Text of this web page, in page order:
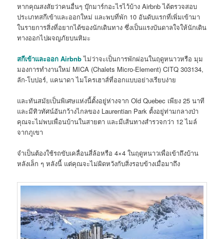
หากคุณสงสัยว่าคนอื่นๆ บุ๊กมาร์กอะไรไว้บ้าง Airbnb ได้ตรวจสอบ
ประเภทสกีเข้าและออกใหม่ และพบที่พัก 10 อันดับแรกที่เพิ่มเข้ามา
ในรายการสิ่งที่อยากได้ของนักเดินทาง ซึ่งเป็นแรงบันดาลใจให้นักเดิน
ทางออกไปผจญภัยบนหิมะ
สกีเข้าและออก Airbnbไม่ว่าจะเป็นการพักผ่อนในฤดูหนาวหรือ มุม
มองการทำงานใหม่ MICA (Chalets Micro-Element) CITQ 303134,
ลัก-โบปอร์, แคนาดา ไมโครเฮาส์ที่ออกแบบอย่างเรียบง่าย
และทันสมัยเป็นพิเศษแห่งนี้ตั้งอยู่ห่างจาก Old Quebec เพียง 25 นาที
และมีทิวทัศน์อันกว้างไกลของ Laurentian Park ตั้งอยู่ท่ามกลางป่า
คุณจะไม่พบเพื่อนบ้านในสายตา และมีเส้นทางสำรวจกว่า 12 ไมล์
จากภูเขา
จำเป็นต้องใช้รถขับเคลื่อนสี่ล้อหรือ 4×4 ในฤดูหนาวเพื่อเข้าถึงบ้าน
หลังเล็ก ๆ หลังนี้ แต่คุณจะไม่ผิดหวังกับสิ่งรอบข้างเมื่อมาถึง